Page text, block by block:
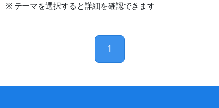
※ テーマを選択すると詳細を確認できます
1